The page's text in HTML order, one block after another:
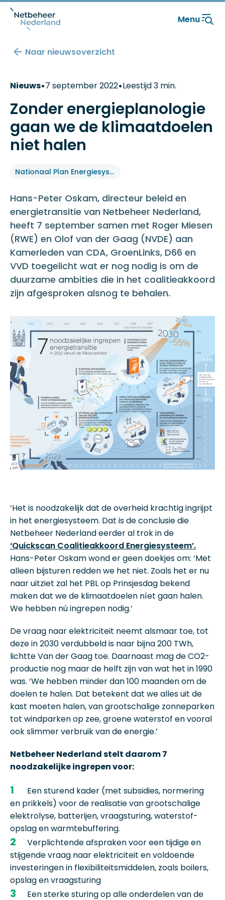
Menu
Naar nieuwsoverzicht
Nieuws•7 september 2022•Leestijd 3 min.
Zonder energieplanologie
gaan we de klimaatdoelen
niet halen
Nationaal Plan Energiesysteem
Hans-Peter Oskam, directeur beleid en
energietransitie van Netbeheer Nederland,
heeft 7 september samen met Roger Miesen
(RWE) en Olof van der Gaag (NVDE) aan
Kamerleden van CDA, GroenLinks, D66 en
VVD toegelicht wat er nog nodig is om de
duurzame ambities die in het coalitieakkoord
zijn afgesproken alsnog te behalen.
‘Het is noodzakelijk dat de overheid krachtig ingrijpt
in het energiesysteem. Dat is de conclusie die
Netbeheer Nederland eerder al trok in de
‘Quickscan Coalitieakkoord Energiesysteem’.
Hans-Peter Oskam wond er geen doekjes om: ‘Met
alleen bijsturen redden we het niet. Zoals het er nu
naar uitziet zal het PBL op Prinsjesdag bekend
maken dat we de klimaatdoelen níet gaan halen.
We hebben nú ingrepen nodig.’
De vraag naar elektriciteit neemt alsmaar toe, tot
deze in 2030 verdubbeld is naar bijna 200 TWh,
lichtte Van der Gaag toe. Daarnaast mag de CO2-
productie nog maar de helft zijn van wat het in 1990
was. ‘We hebben minder dan 100 maanden om de
doelen te halen. Dat betekent dat we alles uit de
kast moeten halen, van grootschalige zonneparken
tot windparken op zee, groene waterstof en vooral
ook slimmer verbruik van de energie.’
Netbeheer Nederland stelt daarom 7
noodzakelijke ingrepen voor:
Een sturend kader (met subsidies, normering
en prikkels) voor de realisatie van grootschalige
elektrolyse, batterijen, vraagsturing, waterstof-
opslag en warmtebuffering.
Verplichtende afspraken voor een tijdige en
stijgende vraag naar elektriciteit en voldoende
investeringen in flexibiliteitsmiddelen, zoals boilers,
opslag en vraagsturing
Een sterke sturing op alle onderdelen van de